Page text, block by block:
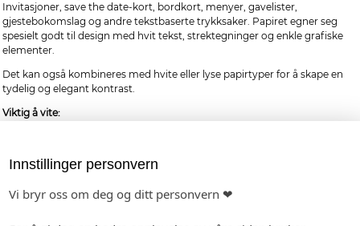
Invitasjoner, save the date-kort, bordkort, menyer, gavelister,
gjestebokomslag og andre tekstbaserte trykksaker. Papiret egner seg
spesielt godt til design med hvit tekst, strektegninger og enkle grafiske
elementer.
Det kan også kombineres med hvite eller lyse papirtyper for å skape en
tydelig og elegant kontrast.
Viktig å vite:
får liten kontrast mot den skimrende overflaten og kan gå i ett med
papiret.
Papirets mørke blåfarge påvirker andre trykkfarger. Hvite områder i
få riktig fargegjengivelse, derfor trykkes det med en hvit spesialfarge på
Innstillinger personvern
Vi bryr oss om deg og ditt personvern ❤